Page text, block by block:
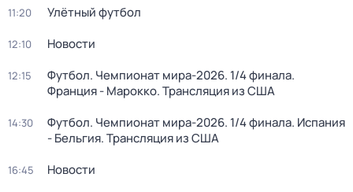
11:20 Улётный футбол
12:10 Новости
12:15
Футбол. Чемпионат мира-2026. 1/4 финала.
Франция - Марокко. Трансляция из США
14:30
Футбол. Чемпионат мира-2026. 1/4 финала. Испания
- Бельгия. Трансляция из США
16:45 Новости